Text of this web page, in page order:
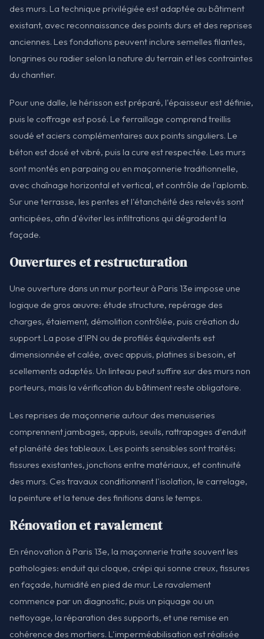
des murs. La technique privilégiée est adaptée au bâtiment
existant, avec reconnaissance des points durs et des reprises
anciennes. Les fondations peuvent inclure semelles filantes,
longrines ou radier selon la nature du terrain et les contraintes
du chantier.
Pour une dalle, le hérisson est préparé, l'épaisseur est définie,
puis le coffrage est posé. Le ferraillage comprend treillis
soudé et aciers complémentaires aux points singuliers. Le
béton est dosé et vibré, puis la cure est respectée. Les murs
sont montés en parpaing ou en maçonnerie traditionnelle,
avec chaînage horizontal et vertical, et contrôle de l'aplomb.
Sur une terrasse, les pentes et l'étanchéité des relevés sont
anticipées, afin d'éviter les infiltrations qui dégradent la
façade.
Ouvertures et restructuration
Une ouverture dans un mur porteur à Paris 13e impose une
logique de gros œuvre: étude structure, repérage des
charges, étaiement, démolition contrôlée, puis création du
support. La pose d'IPN ou de profilés équivalents est
dimensionnée et calée, avec appuis, platines si besoin, et
scellements adaptés. Un linteau peut suffire sur des murs non
porteurs, mais la vérification du bâtiment reste obligatoire.
Les reprises de maçonnerie autour des menuiseries
comprennent jambages, appuis, seuils, rattrapages d'enduit
et planéité des tableaux. Les points sensibles sont traités:
fissures existantes, jonctions entre matériaux, et continuité
des murs. Ces travaux conditionnent l'isolation, le carrelage,
la peinture et la tenue des finitions dans le temps.
Rénovation et ravalement
En rénovation à Paris 13e, la maçonnerie traite souvent les
pathologies: enduit qui cloque, crépi qui sonne creux, fissures
en façade, humidité en pied de mur. Le ravalement
commence par un diagnostic, puis un piquage ou un
nettoyage, la réparation des supports, et une remise en
cohérence des mortiers. L'imperméabilisation est réalisée